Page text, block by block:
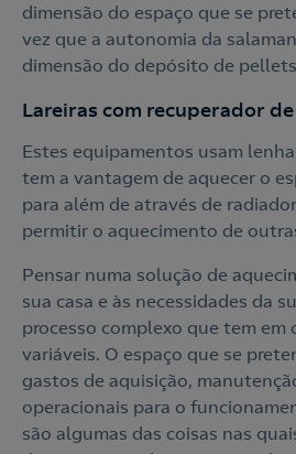
dimensão do espaço que se
vez que a autonomia da
dimensão do depósito de
Lareiras com recuperador
Estes equipamentos usam
tem a vantagem de aquecer o
para além de através de
permitir o aquecimento de
Pensar numa solução de
sua casa e às necessidades da
processo complexo que tem em
variáveis. O espaço que se
gastos de aquisição,
operacionais para o
são algumas das coisas nas